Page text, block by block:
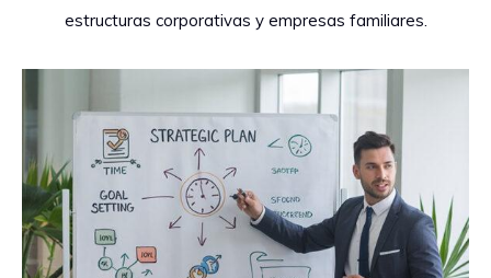
estructuras corporativas y empresas familiares.